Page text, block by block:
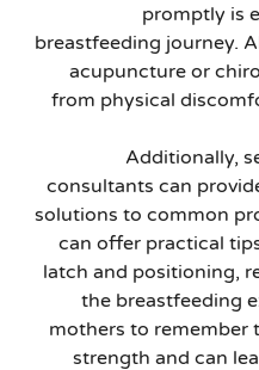
promptly is
breastfeeding journey.
acupuncture or
from physical
Additionally,
consultants can
solutions to common
can offer practical
latch and positioning,
the breastfeeding
mothers to remember
strength and can